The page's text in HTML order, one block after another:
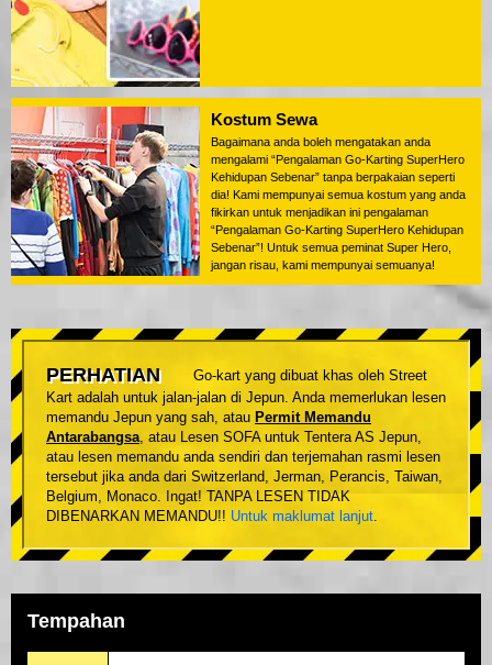
Kostum Sewa
Bagaimana anda boleh mengatakan anda
mengalami “Pengalaman Go-Karting SuperHero
Kehidupan Sebenar” tanpa berpakaian seperti
dia! Kami mempunyai semua kostum yang anda
fikirkan untuk menjadikan ini pengalaman
“Pengalaman Go-Karting SuperHero Kehidupan
Sebenar”! Untuk semua peminat Super Hero,
jangan risau, kami mempunyai semuanya!
PERHATIAN
Go-kart yang dibuat khas oleh Street
Kart adalah untuk jalan-jalan di Jepun. Anda memerlukan lesen
memandu Jepun yang sah, atau Permit Memandu
Antarabangsa, atau Lesen SOFA untuk Tentera AS Jepun,
atau lesen memandu anda sendiri dan terjemahan rasmi lesen
tersebut jika anda dari Switzerland, Jerman, Perancis, Taiwan,
Belgium, Monaco. Ingat! TANPA LESEN TIDAK
DIBENARKAN MEMANDU!! Untuk maklumat lanjut.
Tempahan